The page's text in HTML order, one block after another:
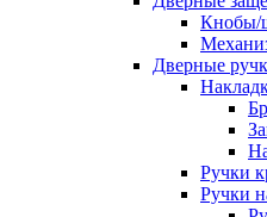
Кнобы/
Дверные
Ручки
Ручки